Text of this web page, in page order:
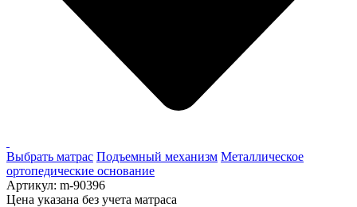
Выбрать матрас Подъемный механизм Металлическое
ортопедические основание
Артикул: m-90396
Цена указана без учета матраса